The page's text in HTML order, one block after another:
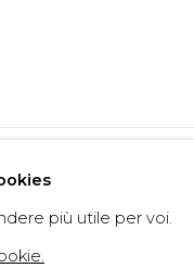
più utile per voi.